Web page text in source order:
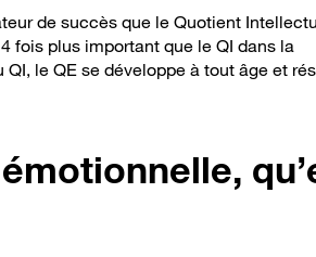
de succès que le Quotient
fois plus important que le QI dans la
le QE se développe à tout âge et